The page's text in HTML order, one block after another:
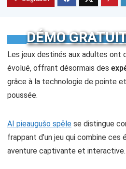
DÉMO
Les jeux destinés aux adultes ont
évolué, offrant désormais des
grâce à la technologie de pointe
poussée.
AI pieaugušo spēle se distingue
frappant d’un jeu qui combine
aventure captivante et interactive.